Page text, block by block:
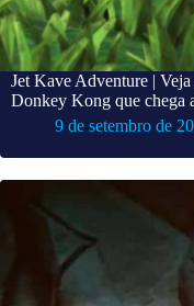
Jet Kave Adventure |
Donkey Kong que chega
9 de setembro de